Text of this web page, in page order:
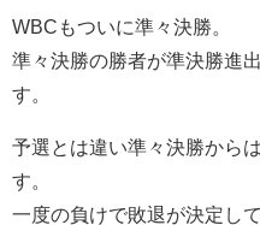
WBCもついに準々決勝。
準々決勝の勝者が準決勝進
す。
予選とは違い準々決勝から
す。
一度の負けで敗退が決定し